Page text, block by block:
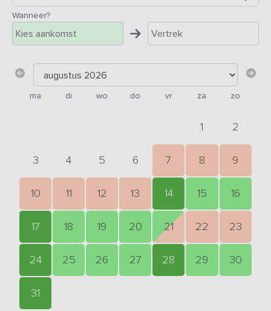
Wanneer?
ma di wo do vr za zo
1 2
3 4 5 6 7 8 9
10 11 12 13 14 15 16
17 18 19 20 21 22 23
24 25 26 27 28 29 30
31